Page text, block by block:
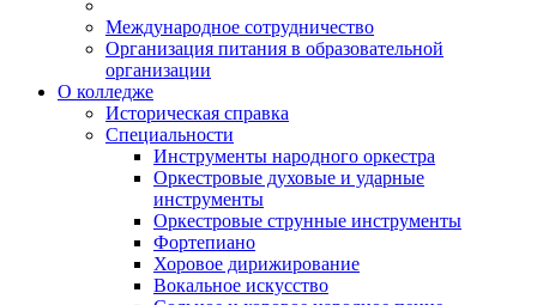
Международное сотрудничество
Организация питания в образовательной
организации
О колледже
Историческая справка
Специальности
Инструменты народного оркестра
Оркестровые духовые и ударные
инструменты
Оркестровые струнные инструменты
Фортепиано
Хоровое дирижирование
Вокальное искусство